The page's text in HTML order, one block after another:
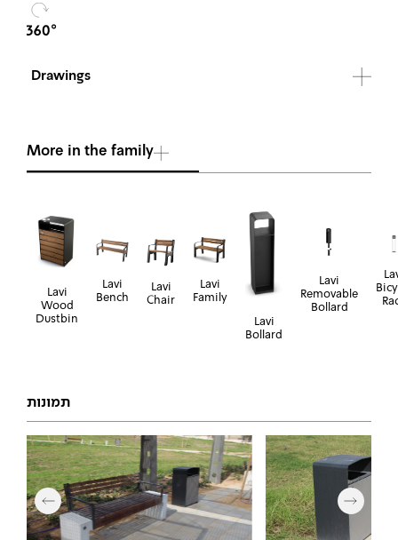
Drawings
More in the family
Lavi
Wood
Dustbin
Lavi
Bench
Lavi
Chair
Lavi
Family
Lavi
Bollard
Lavi
Removable
Bollard
תמונות